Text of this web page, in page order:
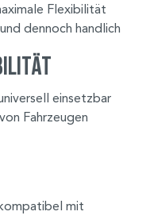
Flexibilität
dennoch handlich
einsetzbar
Fahrzeugen
mit